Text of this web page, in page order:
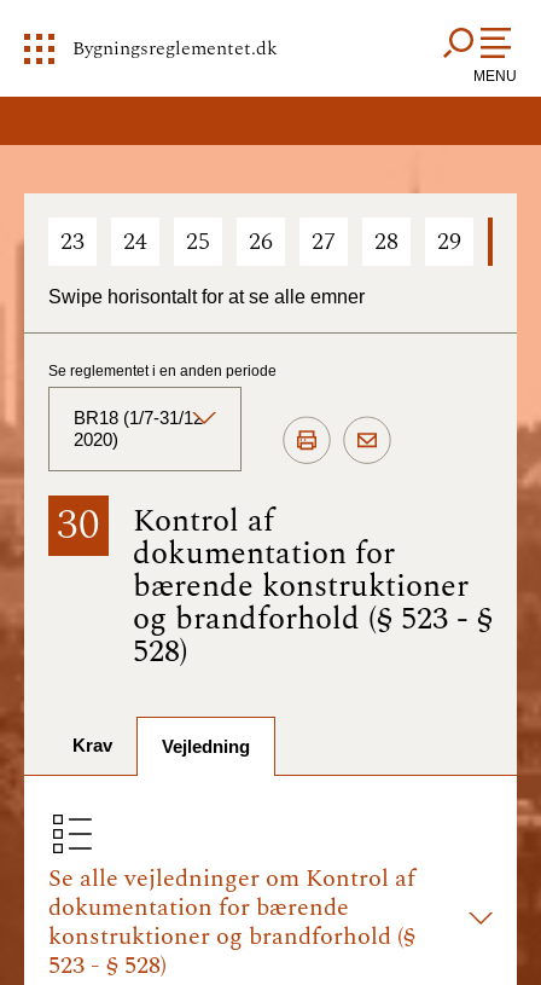
Bygningsreglementet.dk
MENU
23 24 25 26 27 28 29
Swipe horisontalt for at se alle emner
30 Kontrol af
dokumentation for
bærende konstruktioner
og brandforhold (§ 523 - §
528)
Se reglementet i en anden periode
BR18 (1/7-31/12
2020)
BR18 (Aktuelt)
BR18 (1/7-31/12
BR18 (1/1-30/6
2024)
BR18 (1/1- 30/06
2024)
BR18 (1/1- 31/12
Krav Vejledning
Se alle vejledninger om Kontrol af
dokumentation for bærende
konstruktioner og brandforhold (§
523 - § 528)